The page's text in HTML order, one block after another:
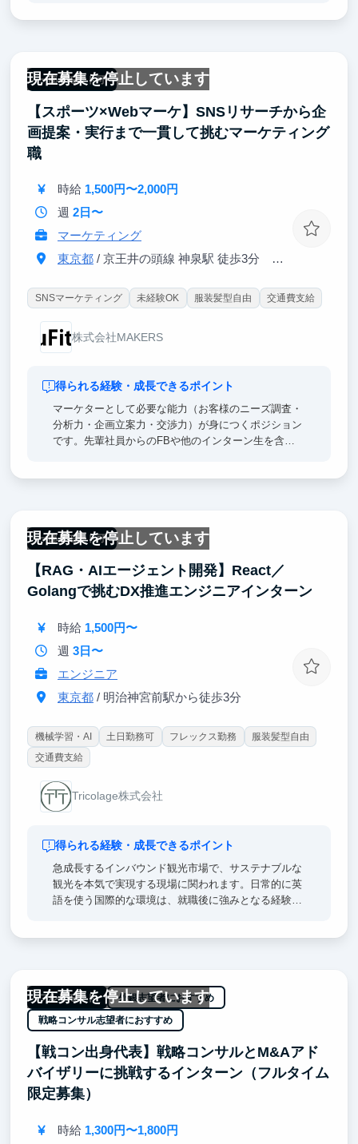
ンパクトを生み出せる
・グローバルプロジェクトや外部ベンダーとの連携を
通じ、実践的なスキルが身につく
現在募集を停止しています
一部リモート可
【スポーツ×Webマーケ】SNSリサーチから企
画提案・実行まで一貫して挑むマーケティング
職
時給 1,500円〜2,000円
週 2日〜
マーケティング
東京都/ 京王井の頭線 神泉駅 徒歩3分 JR 渋谷駅 徒歩8分
SNSマーケティング 未経験OK 服装髪型自由 交通費支給
株式会社MAKERS
得られる経験・成長できるポイント
マーケターとして必要な能力（お客様のニーズ調査・
分析力・企画立案力・交渉力）が身につくポジション
です。先輩社員からのFBや他のインターン生を含め
現在募集を停止しています
一部リモート可
【RAG・AIエージェント開発】React／
Golangで挑むDX推進エンジニアインターン
時給 1,500円〜
週 3日〜
エンジニア
東京都/ 明治神宮前駅から徒歩3分
機械学習・AI 土日勤務可 フレックス勤務
服装髪型自由
交通費支給
Tricolage株式会社
得られる経験・成長できるポイント
急成長するインバウンド観光市場で、サステナブルな
観光を本気で実現する現場に関われます。日常的に英
語を使う国際的な環境は、就職後に強みとなる経験で
す。
現在募集を停止しています
フルリモート 外銀志望者におすすめ
戦略コンサル志望者におすすめ
【戦コン出身代表】戦略コンサルとM&Aアド
バイザリーに挑戦するインターン（フルタイム
限定募集）
時給 1,300円〜1,800円